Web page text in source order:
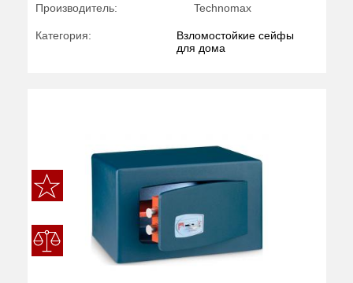
Производитель: Technomax
Категория:
Взломостойкие сейфы
для дома